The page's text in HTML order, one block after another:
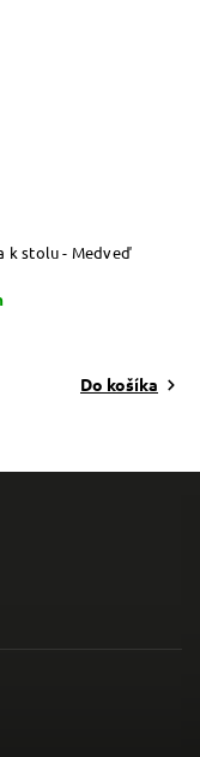
k stolu - Medveď
Do košíka